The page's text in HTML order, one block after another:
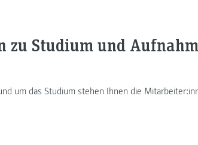
zu Studium und
um das Studium stehen Ihnen die